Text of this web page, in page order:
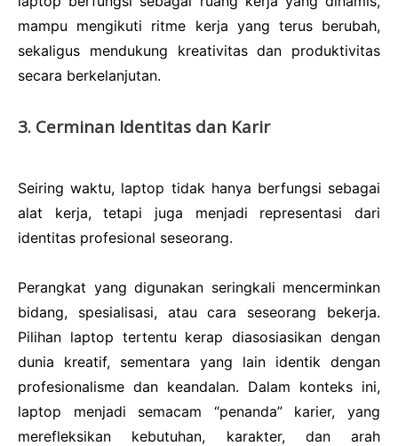
mampu mengikuti ritme kerja yang terus berubah,
sekaligus mendukung kreativitas dan produktivitas
secara berkelanjutan.
3. Cerminan Identitas dan Karir
Seiring waktu, laptop tidak hanya berfungsi sebagai
alat kerja, tetapi juga menjadi representasi dari
identitas profesional seseorang.
Perangkat yang digunakan seringkali mencerminkan
bidang, spesialisasi, atau cara seseorang bekerja.
Pilihan laptop tertentu kerap diasosiasikan dengan
dunia kreatif, sementara yang lain identik dengan
profesionalisme dan keandalan. Dalam konteks ini,
laptop menjadi semacam “penanda” karier, yang
merefleksikan kebutuhan, karakter, dan arah